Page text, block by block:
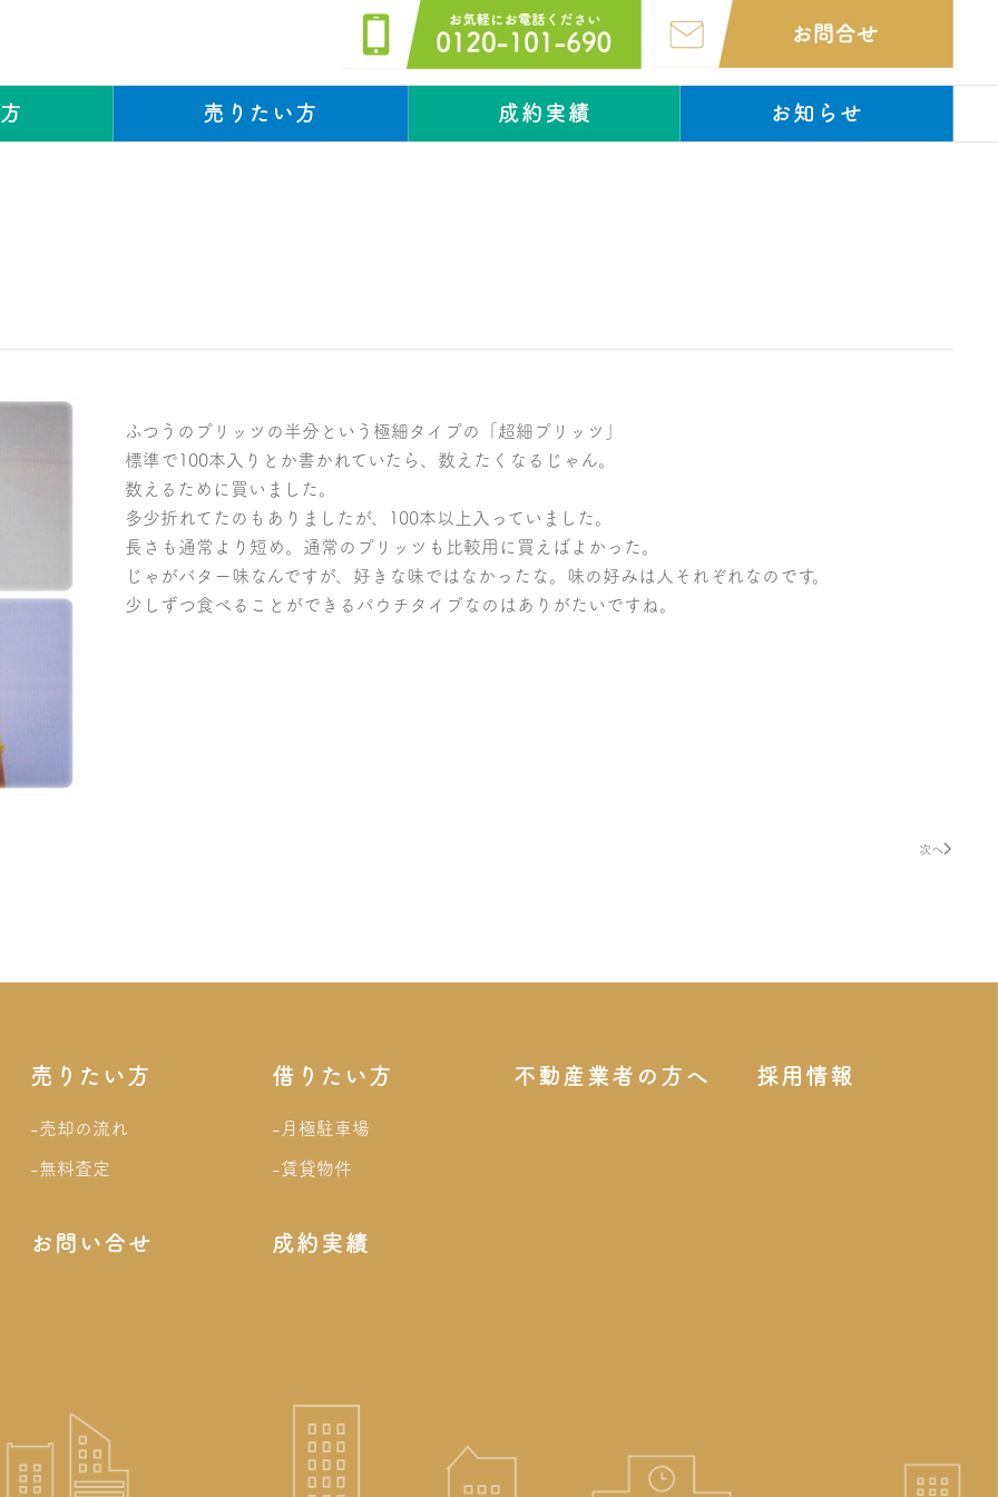
売りたい方 成約実績 お知らせ
スタッフブログ
ふつうのプリッツの半分という極細タイプの「超細プリッツ」
標準で100本入りとか書かれていたら、数えたくなるじゃん。
数えるために買いました。
多少折れてたのもありましたが、100本以上入っていました。
長さも通常より短め。通常のプリッツも比較用に買えばよかった。
じゃがバター味なんですが、好きな味ではなかったな。味の好みは人それぞれなのです。
少しずつ食べることができるパウチタイプなのはありがたいですね。
次へ
売りたい方
-売却の流れ
-無料査定
借りたい方
-月極駐車場
-賃貸物件
不動産業者の方へ 採用情報
お問い合せ 成約実績